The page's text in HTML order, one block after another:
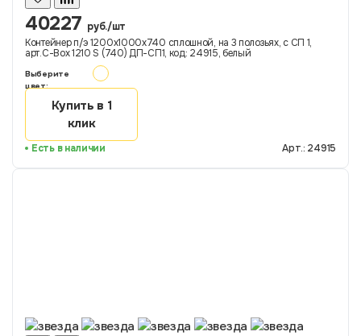
40227 руб./шт
Контейнер п/э 1200х1000х740 сплошной, на 3 полозьях, с СП 1,
арт.C-Box 1210 S (740) ДП-СП1, код: 24915, белый
Выберите
цвет:
Купить в 1
клик
Есть в наличии Арт.: 24915